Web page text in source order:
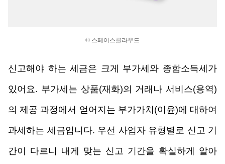
© 스페이스클라우드
신고해야 하는 세금은 크게 부가세와 종합소득세가
있어요. 부가세는 상품(재화)의 거래나 서비스(용역)
의 제공 과정에서 얻어지는 부가가치(이윤)에 대하여
과세하는 세금입니다. 우선 사업자 유형별로 신고 기
간이 다르니 내게 맞는 신고 기간을 확실하게 알아